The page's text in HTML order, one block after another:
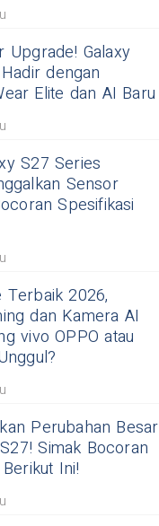
Upgrade! Galaxy
dengan
Elite dan AI Baru
S27 Series
Sensor
Spesifikasi
Terbaik 2026,
dan Kamera AI
vivo OPPO atau
Perubahan Besar
Simak Bocoran
Ini!